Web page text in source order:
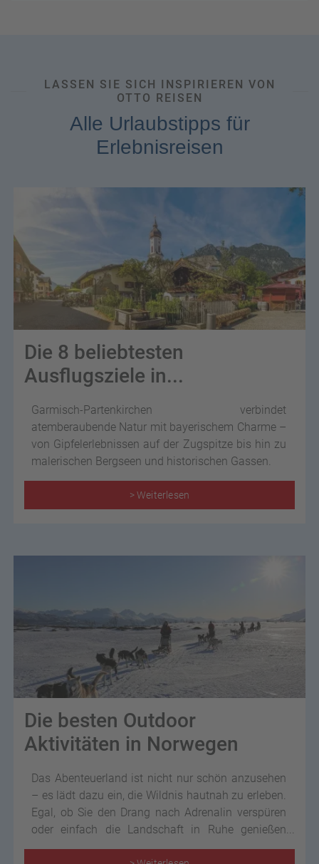
LASSEN SIE SICH INSPIRIEREN VON
OTTO REISEN
Alle Urlaubstipps für
Erlebnisreisen
Die 8 beliebtesten
Ausflugsziele in...
Garmisch-Partenkirchen verbindet
atemberaubende Natur mit bayerischem Charme –
von Gipfelerlebnissen auf der Zugspitze bis hin zu
malerischen Bergseen und historischen Gassen.
> Weiterlesen
Die besten Outdoor
Aktivitäten in Norwegen
Das Abenteuerland ist nicht nur schön anzusehen
– es lädt dazu ein, die Wildnis hautnah zu erleben.
Egal, ob Sie den Drang nach Adrenalin verspüren
oder einfach die Landschaft in Ruhe genießen
möchten, Norwegen bietet für jede Art von